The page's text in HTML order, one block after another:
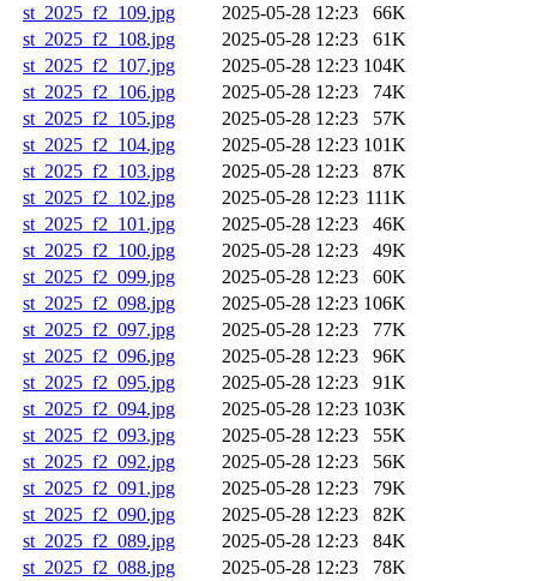
st_2025_f2_109.jpg
2025-05-28 12:23
66K
st_2025_f2_108.jpg
2025-05-28 12:23
61K
st_2025_f2_107.jpg
2025-05-28 12:23 104K
st_2025_f2_106.jpg
2025-05-28 12:23
74K
st_2025_f2_105.jpg
2025-05-28 12:23
57K
st_2025_f2_104.jpg
2025-05-28 12:23 101K
st_2025_f2_103.jpg
2025-05-28 12:23
87K
st_2025_f2_102.jpg
2025-05-28 12:23 111K
st_2025_f2_101.jpg
2025-05-28 12:23
46K
st_2025_f2_100.jpg
2025-05-28 12:23
49K
st_2025_f2_099.jpg
2025-05-28 12:23
60K
st_2025_f2_098.jpg
2025-05-28 12:23 106K
st_2025_f2_097.jpg
2025-05-28 12:23
77K
st_2025_f2_096.jpg
2025-05-28 12:23
96K
st_2025_f2_095.jpg
2025-05-28 12:23
91K
st_2025_f2_094.jpg
2025-05-28 12:23 103K
st_2025_f2_093.jpg
2025-05-28 12:23
55K
st_2025_f2_092.jpg
2025-05-28 12:23
56K
st_2025_f2_091.jpg
2025-05-28 12:23
79K
st_2025_f2_090.jpg
2025-05-28 12:23
82K
st_2025_f2_089.jpg
2025-05-28 12:23
84K
st_2025_f2_088.jpg
2025-05-28 12:23
78K